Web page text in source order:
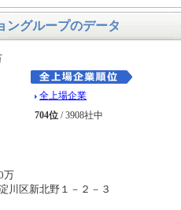
ングループのデータ
全上場企業
704位 / 3908社中
万
川区新北野１－２－３